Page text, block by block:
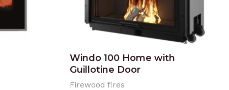
Windo 100 Home with
Guillotine Door
Firewood fires